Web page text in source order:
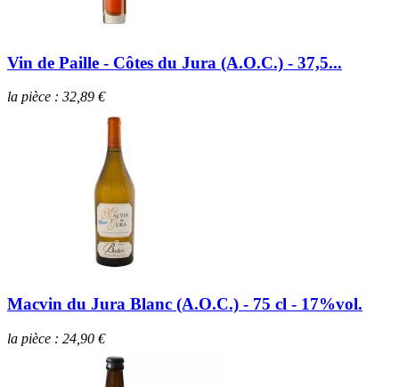
Vin de Paille - Côtes du Jura (A.O.C.) - 37,5...
la pièce : 32,89 €
Macvin du Jura Blanc (A.O.C.) - 75 cl - 17%vol.
la pièce : 24,90 €